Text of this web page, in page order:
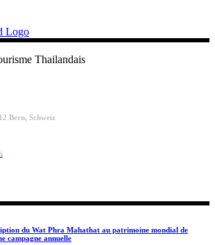
Thailandais
Bern, Schweiz
du Wat Phra Mahathat au patrimoine mondial de
campagne annuelle